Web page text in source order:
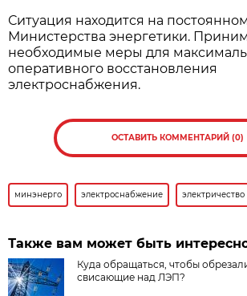
Ситуация находится на
Министерства энергетики.
необходимые меры для
оперативного восстановления
электроснабжения.
ОСТАВИТЬ КОММЕНТАРИЙ (0)
минэнерго электроснабжение электричество
Также вам может быть
Куда обращаться, чтобы
свисающие над ЛЭП?